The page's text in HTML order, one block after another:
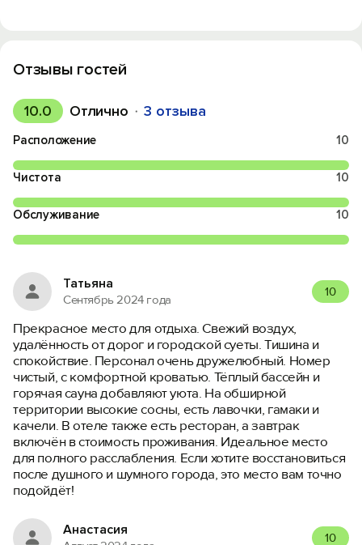
Отзывы гостей
10.0 Отлично 3 отзыва
Расположение 10
Чистота 10
Обслуживание 10
Татьяна
Сентябрь 2024 года
10
Прекрасное место для отдыха. Свежий воздух,
удалённость от дорог и городской суеты. Тишина и
спокойствие. Персонал очень дружелюбный. Номер
чистый, с комфортной кроватью. Тёплый бассейн и
горячая сауна добавляют уюта. На обширной
территории высокие сосны, есть лавочки, гамаки и
качели. В отеле также есть ресторан, а завтрак
включён в стоимость проживания. Идеальное место
для полного расслабления. Если хотите восстановиться
после душного и шумного города, это место вам точно
подойдёт!
Анастасия 10